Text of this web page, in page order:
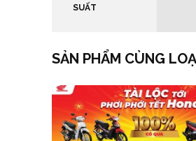
SUẤT
SẢN PHẨM CÙNG